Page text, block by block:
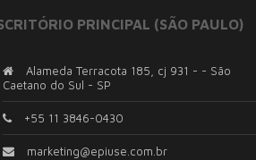
PRINCIPAL (SÃO PAULO)
Alameda Terracota 185, cj 931 - - São
Caetano do Sul - SP
+55 11 3846-0430
marketing@epiuse.com.br